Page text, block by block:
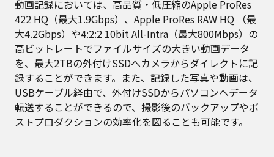
動画記録においては、高品質・低圧縮のApple ProRes
422 HQ（最大1.9Gbps）、Apple ProRes RAW HQ （最
大4.2Gbps）や4:2:2 10bit All-Intra（最大800Mbps）の
高ビットレートでファイルサイズの大きい動画データ
を、最大2TBの外付けSSDへカメラからダイレクトに記
録することができます。また、記録した写真や動画は、
USBケーブル経由で、外付けSSDからパソコンへデータ
転送することができるので、撮影後のバックアップやポ
ストプロダクションの効率化を図ることも可能です。